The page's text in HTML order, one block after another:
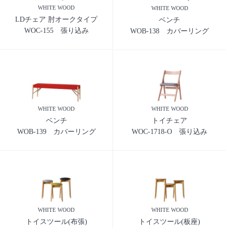
WHITE WOOD
LDチェア 肘オークタイプ
WOC-155 張り込み
WHITE WOOD
ベンチ
WOB-138 カバーリング
WHITE WOOD
ベンチ
WOB-139 カバーリング
WHITE WOOD
トイチェア
WOC-1718-O 張り込み
WHITE WOOD
トイスツール(布張)
WHITE WOOD
トイスツール(板座)